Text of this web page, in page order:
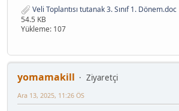
Veli Toplantısı tutanak 3. Sınıf 1. Dönem.doc
54.5 KB
Yükleme: 107
yomamakill
Ziyaretçi
Ara 13, 2025, 11:26 ÖS